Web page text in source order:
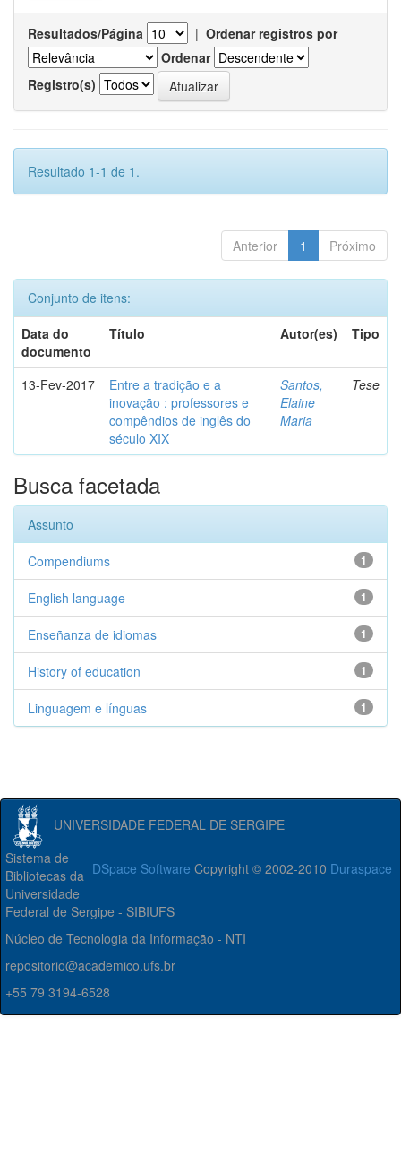
Resultados/Página | Ordenar registros por
Ordenar
Registro(s)
Resultado 1-1 de 1.
Anterior 1 Próximo
Conjunto de itens:
Data do
documento
Título Autor(es) Tipo
13-Fev-2017
Entre a tradição e a
inovação : professores e
compêndios de inglês do
século XIX
Santos,
Elaine
Maria
Tese
Busca facetada
Assunto
1
Compendiums
1
English language
1
Enseñanza de idiomas
1
History of education
1
Linguagem e línguas
UNIVERSIDADE FEDERAL DE SERGIPE
DSpace Software Copyright © 2002-2010 Duraspace
Sistema de
Bibliotecas da
Universidade
Federal de Sergipe - SIBIUFS
Núcleo de Tecnologia da Informação - NTI
repositorio@academico.ufs.br
+55 79 3194-6528